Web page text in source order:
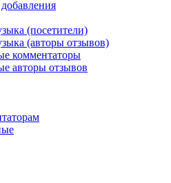
(посетители)
(авторы отзывов)
комментаторы
авторы отзывов